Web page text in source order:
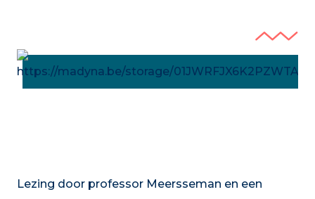
Lezing door professor Meersseman en een